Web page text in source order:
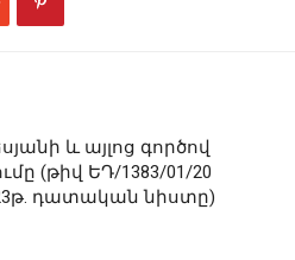
և այլոց գործով
(թիվ ԵԴ/1383/01/20
դատական նիստը)